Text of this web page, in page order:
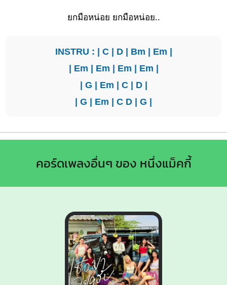
ยกมือหน่อย ยกมือหน่อย..
INSTRU : | C| D| Bm | Em |
| Em | Em | Em | Em |
| G | Em | C| D|
| G | Em | C D | G |
คอร์ดเพลงอื่นๆ ของ หนึ่งแม็คกี้